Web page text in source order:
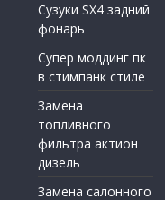
Сузуки SX4 задний
фонарь
Супер моддинг пк
в стимпанк стиле
Замена
топливного
фильтра актион
дизель
Замена салонного